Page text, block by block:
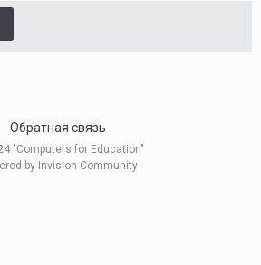
Обратная связь
"Computers for Education"
by Invision Community